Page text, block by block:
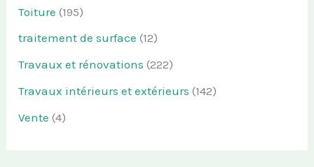
Toiture (195)
traitement de surface (12)
Travaux et rénovations (222)
Travaux intérieurs et extérieurs (142)
Vente (4)